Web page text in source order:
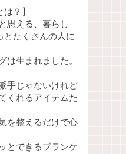
？】
思える、暮らし
とたくさんの人に
は生まれました。
手じゃないけれど
くれるアイテムた
を整えるだけで心
とできるブランケ